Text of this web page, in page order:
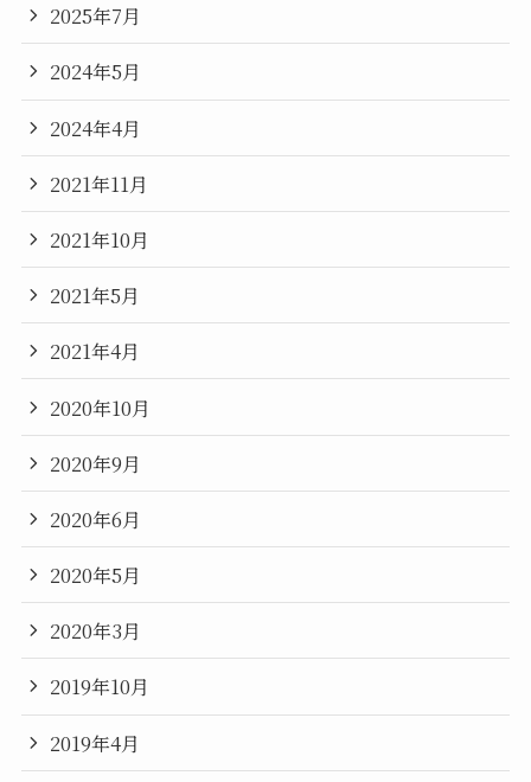
2025年7月
2024年5月
2024年4月
2021年11月
2021年10月
2021年5月
2021年4月
2020年10月
2020年9月
2020年6月
2020年5月
2020年3月
2019年10月
2019年4月